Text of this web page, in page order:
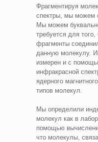
Фрагментируя
спектры, мы можем
Мы можем
требуется для
фрагменты
данную молекулу.
измерен и с
инфракрасной
ядерного
типов молекул.
Мы определили
молекул как в
помощью
что молекулы,